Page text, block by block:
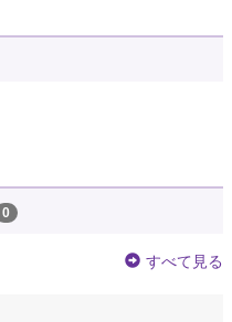
0
すべて見る